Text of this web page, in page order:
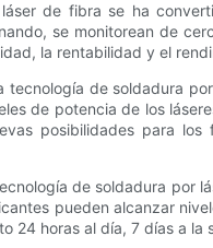
de fibra se ha
se monitorean de
la rentabilidad y el
tecnología de soldadura
de potencia de los
posibilidades para los
de soldadura por
pueden alcanzar
24 horas al día, 7 días a